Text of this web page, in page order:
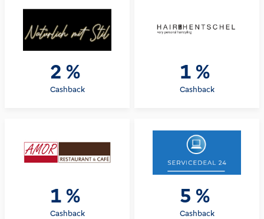
2 %
Cashback
1 %
Cashback
1 %
Cashback
5 %
Cashback